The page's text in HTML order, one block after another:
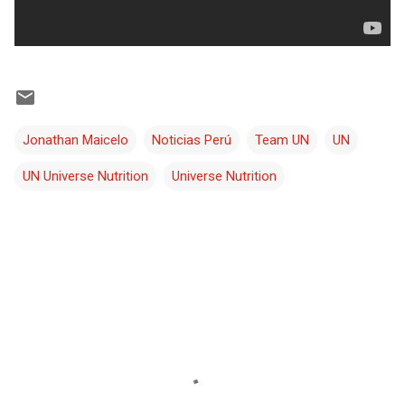
Jonathan Maicelo Noticias Perú Team UN UN
UN Universe Nutrition Universe Nutrition